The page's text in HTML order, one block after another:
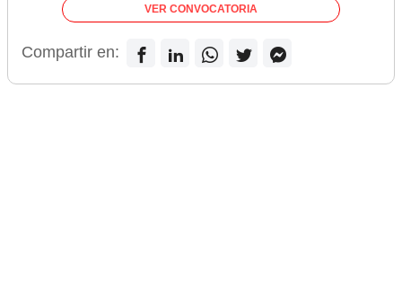
VER CONVOCATORIA
Compartir en: